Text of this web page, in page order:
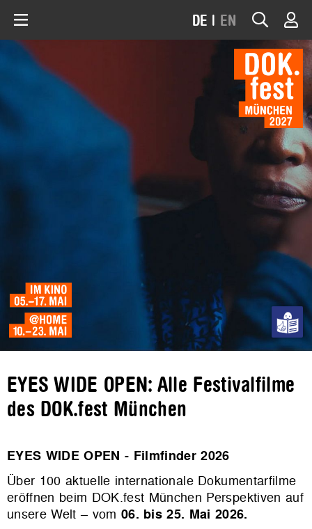
DE | EN
EYES WIDE OPEN: Alle Festivalfilme
des DOK.fest München
EYES WIDE OPEN - Filmfinder 2026
Über 100 aktuelle internationale Dokumentarfilme
eröffnen beim DOK.fest München Perspektiven auf
unsere Welt – vom 06. bis 25. Mai 2026.